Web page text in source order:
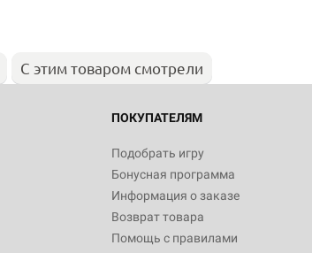
С этим товаром смотрели
ПОКУПАТЕЛЯМ
Подобрать игру
Бонусная программа
Информация о заказе
Возврат товара
Помощь с правилами